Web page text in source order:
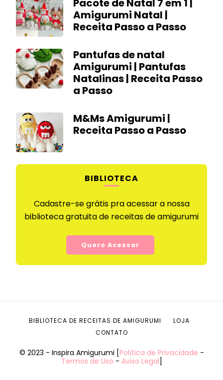
Pacote de Natal 7 em 1 |
Amigurumi Natal |
Receita Passo a Passo
Pantufas de natal
Amigurumi | Pantufas
Natalinas | Receita Passo
a Passo
M&Ms Amigurumi |
Receita Passo a Passo
BIBLIOTECA
Cadastre-se grátis pra acessar a nossa
biblioteca gratuita de receitas de amigurumi
Quero Acessar
© 2023 - Inspira Amigurumi [Política de Privacidade -
Termos de Uso - Aviso Legal]
BIBLIOTECA DE RECEITAS DE AMIGURUMI
LOJA
CONTATO